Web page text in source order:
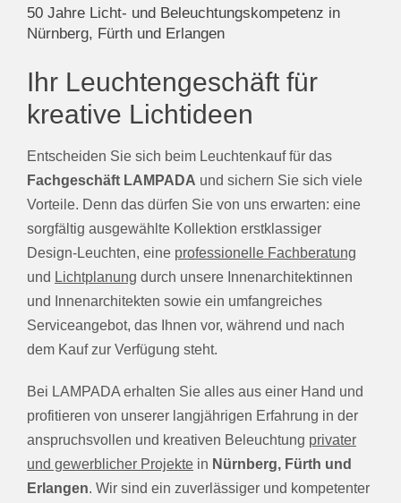
50 Jahre Licht- und Beleuchtungskompetenz in
Nürnberg, Fürth und Erlangen
Ihr Leuchtengeschäft für
kreative Lichtideen
Entscheiden Sie sich beim Leuchtenkauf für das
Fachgeschäft LAMPADA und sichern Sie sich viele
Vorteile. Denn das dürfen Sie von uns erwarten: eine
sorgfältig ausgewählte Kollektion erstklassiger
Design-Leuchten, eine professionelle Fachberatung
und Lichtplanung durch unsere Innenarchitektinnen
und Innenarchitekten sowie ein umfangreiches
Serviceangebot, das Ihnen vor, während und nach
dem Kauf zur Verfügung steht.
Bei LAMPADA erhalten Sie alles aus einer Hand und
profitieren von unserer langjährigen Erfahrung in der
anspruchsvollen und kreativen Beleuchtung privater
und gewerblicher Projektein Nürnberg, Fürth und
Erlangen. Wir sind ein zuverlässiger und kompetenter